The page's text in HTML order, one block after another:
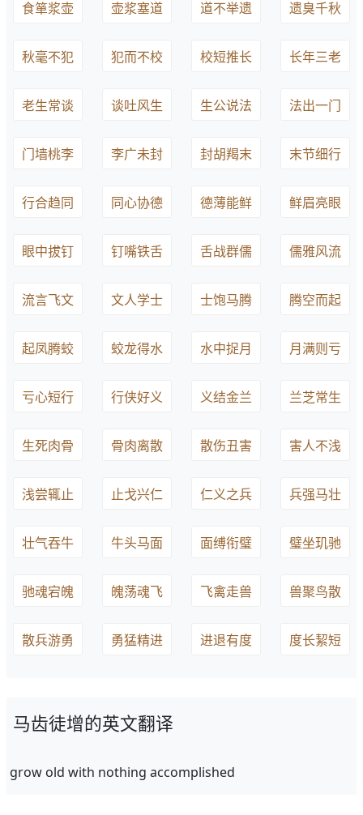
食箪浆壶 壶浆塞道 道不举遗 遗臭千秋
秋毫不犯 犯而不校 校短推长 长年三老
老生常谈 谈吐风生 生公说法 法出一门
门墙桃李 李广未封 封胡羯末 末节细行
行合趋同 同心协德 德薄能鲜 鲜眉亮眼
眼中拔钉 钉嘴铁舌 舌战群儒 儒雅风流
流言飞文 文人学士 士饱马腾 腾空而起
起凤腾蛟 蛟龙得水 水中捉月 月满则亏
亏心短行 行侠好义 义结金兰 兰芝常生
生死肉骨 骨肉离散 散伤丑害 害人不浅
浅尝辄止 止戈兴仁 仁义之兵 兵强马壮
壮气吞牛 牛头马面 面缚衔璧 璧坐玑驰
驰魂宕魄 魄荡魂飞 飞禽走兽 兽聚鸟散
散兵游勇 勇猛精进 进退有度 度长絜短
马齿徒增的英文翻译
grow old with nothing accomplished